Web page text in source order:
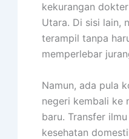
kekurangan
Utara. Di sisi lain,
terampil tanpa
memperlebar
Namun, ada pula
negeri kembali ke
baru. Transfer
kesehatan